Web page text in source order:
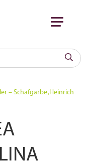
– Schafgarbe ‚Heinrich